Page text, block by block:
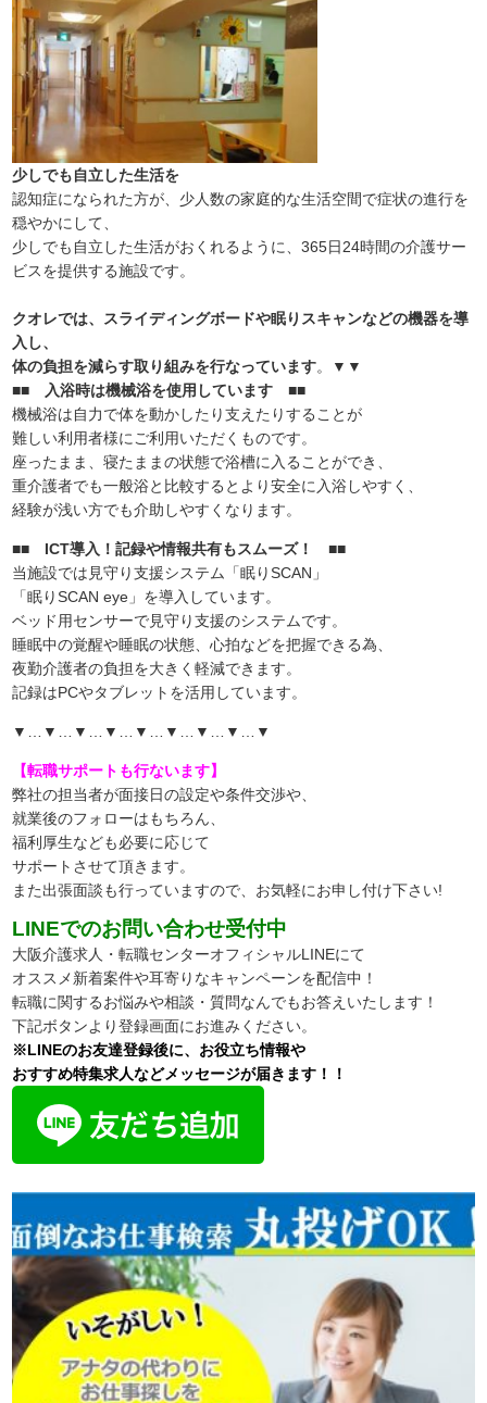
少しでも自立した生活を
認知症になられた方が、少人数の家庭的な生活空間で症状の進行を
穏やかにして、
少しでも自立した生活がおくれるように、365日24時間の介護サー
ビスを提供する施設です。
クオレでは、スライディングボードや眠りスキャンなどの機器を導
入し、
体の負担を減らす取り組みを行なっています。▼▼
■■ 入浴時は機械浴を使用しています ■■
機械浴は自力で体を動かしたり支えたりすることが
難しい利用者様にご利用いただくものです。
座ったまま、寝たままの状態で浴槽に入ることができ、
重介護者でも一般浴と比較するとより安全に入浴しやすく、
経験が浅い方でも介助しやすくなります。
■■ ICT導入！記録や情報共有もスムーズ！ ■■
当施設では見守り支援システム「眠りSCAN」
「眠りSCAN eye」を導入しています。
ベッド用センサーで見守り支援のシステムです。
睡眠中の覚醒や睡眠の状態、心拍などを把握できる為、
夜勤介護者の負担を大きく軽減できます。
記録はPCやタブレットを活用しています。
▼…▼…▼…▼…▼…▼…▼…▼…▼
【転職サポートも行ないます】
弊社の担当者が面接日の設定や条件交渉や、
就業後のフォローはもちろん、
福利厚生なども必要に応じて
サポートさせて頂きます。
また出張面談も行っていますので、 お気軽にお申し付け下さい!
LINEでのお問い合わせ受付中
大阪介護求人・転職センターオフィシャルLINEにて
オススメ新着案件や耳寄りなキャンペーンを配信中！
転職に関するお悩みや相談・質問なんでもお答えいたします！
下記ボタンより登録画面にお進みください。
※LINEのお友達登録後に、お役立ち情報や
おすすめ特集求人などメッセージが届きます！！